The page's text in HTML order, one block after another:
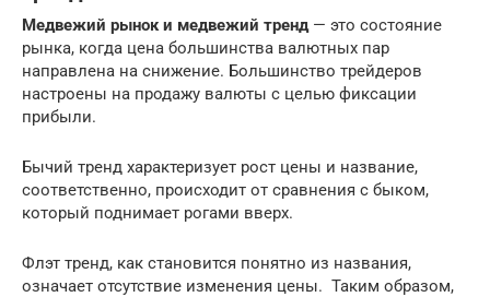
Медвежий рынок и медвежий тренд— это состояние
рынка, когда цена большинства валютных пар
направлена на снижение. Большинство трейдеров
настроены на продажу валюты с целью фиксации
прибыли.
Бычий тренд характеризует рост цены и название,
соответственно, происходит от сравнения с быком,
который поднимает рогами вверх.
Флэт тренд, как становится понятно из названия,
означает отсутствие изменения цены. Таким образом,